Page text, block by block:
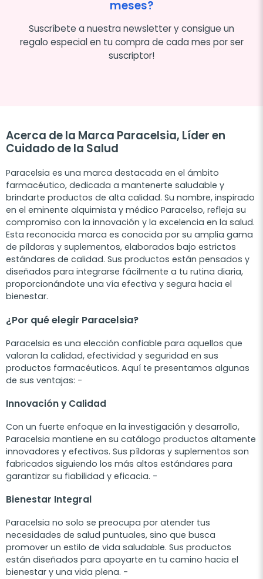
meses?
Suscríbete a nuestra newsletter y consigue un
regalo especial en tu compra de cada mes por ser
suscriptor!
Acerca de la Marca Paracelsia, Líder en
Cuidado de la Salud
Paracelsia es una marca destacada en el ámbito
farmacéutico, dedicada a mantenerte saludable y
brindarte productos de alta calidad. Su nombre, inspirado
en el eminente alquimista y médico Paracelso, refleja su
compromiso con la innovación y la excelencia en la salud.
Esta reconocida marca es conocida por su amplia gama
de píldoras y suplementos, elaborados bajo estrictos
estándares de calidad. Sus productos están pensados y
diseñados para integrarse fácilmente a tu rutina diaria,
proporcionándote una vía efectiva y segura hacia el
bienestar.
¿Por qué elegir Paracelsia?
Paracelsia es una elección confiable para aquellos que
valoran la calidad, efectividad y seguridad en sus
productos farmacéuticos. Aquí te presentamos algunas
de sus ventajas: -
Innovación y Calidad
Con un fuerte enfoque en la investigación y desarrollo,
Paracelsia mantiene en su catálogo productos altamente
innovadores y efectivos. Sus píldoras y suplementos son
fabricados siguiendo los más altos estándares para
garantizar su fiabilidad y eficacia. -
Bienestar Integral
Paracelsia no solo se preocupa por atender tus
necesidades de salud puntuales, sino que busca
promover un estilo de vida saludable. Sus productos
están diseñados para apoyarte en tu camino hacia el
bienestar y una vida plena. -